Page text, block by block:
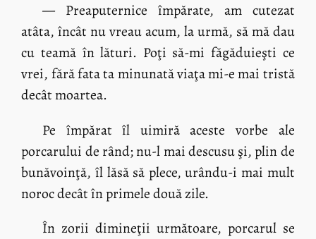
— Preaputernice împărate, am cutezat
atâta, încât nu vreau acum, la urmă, să mă dau
cu teamă în lături. Poţi să-mi făgăduieşti ce
vrei, fără fata ta minunată viaţa mi-e mai tristă
decât moartea.
Pe împărat îl uimiră aceste vorbe ale
porcarului de rând; nu-l mai descusu şi, plin de
bunăvoinţă, îl lăsă să plece, urându-i mai mult
noroc decât în primele două zile.
În zorii dimineţii următoare, porcarul se